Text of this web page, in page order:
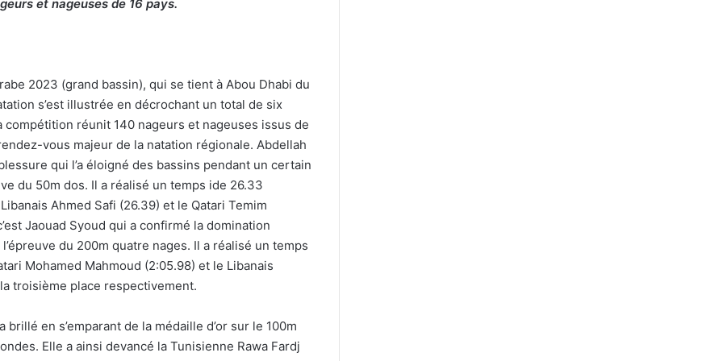
et nageuses de 16 pays.
2023 (grand bassin), qui se tient à Abou Dhabi du
s’est illustrée en décrochant un total de six
réunit 140 nageurs et nageuses issus de
vous majeur de la natation régionale. Abdellah
qui l’a éloigné des bassins pendant un certain
du 50m dos. Il a réalisé un temps ide 26.33
Ahmed Safi (26.39) et le Qatari Temim
Jaouad Syoud qui a confirmé la domination
du 200m quatre nages. Il a réalisé un temps
Mohamed Mahmoud (2:05.98) et le Libanais
troisième place respectivement.
en s’emparant de la médaille d’or sur le 100m
Elle a ainsi devancé la Tunisienne Rawa Fardj